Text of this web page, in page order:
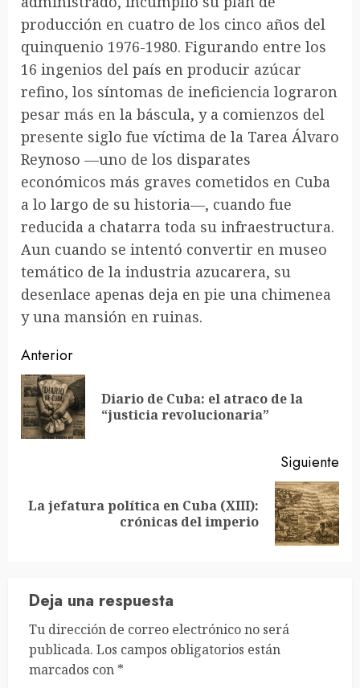
producción en cuatro de los cinco años del
quinquenio 1976-1980. Figurando entre los
16 ingenios del país en producir azúcar
refino, los síntomas de ineficiencia lograron
pesar más en la báscula, y a comienzos del
presente siglo fue víctima de la Tarea Álvaro
Reynoso —uno de los disparates
económicos más graves cometidos en Cuba
a lo largo de su historia—, cuando fue
reducida a chatarra toda su infraestructura.
Aun cuando se intentó convertir en museo
temático de la industria azucarera, su
desenlace apenas deja en pie una chimenea
y una mansión en ruinas.
Sigue
leyendo
Anterior
Diario de Cuba: el atraco de la
“justicia revolucionaria”
Siguiente
Siguiente
La jefatura política en Cuba (XIII):
crónicas del imperio
Deja una respuesta
Tu dirección de correo electrónico no será
publicada. Los campos obligatorios están
marcados con *